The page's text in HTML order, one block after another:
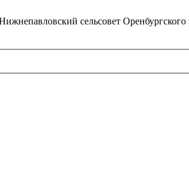
сельсовет Оренбургского